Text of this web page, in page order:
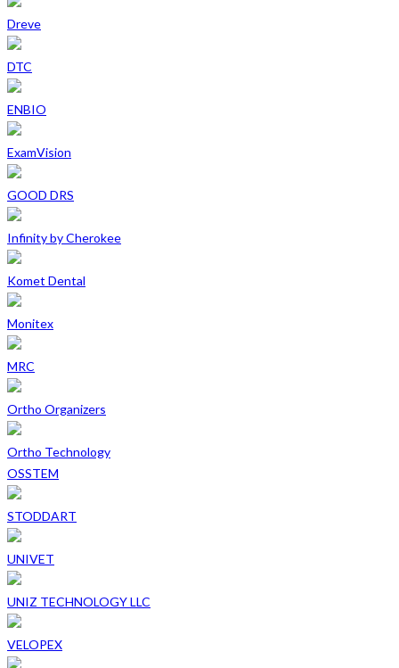
Dreve
DTC
ENBIO
ExamVision
GOOD DRS
Infinity by Cherokee
Komet Dental
Monitex
MRC
Ortho Organizers
Ortho Technology
OSSTEM
STODDART
UNIVET
UNIZ TECHNOLOGY LLC
VELOPEX